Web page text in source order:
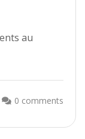
au
0 comments